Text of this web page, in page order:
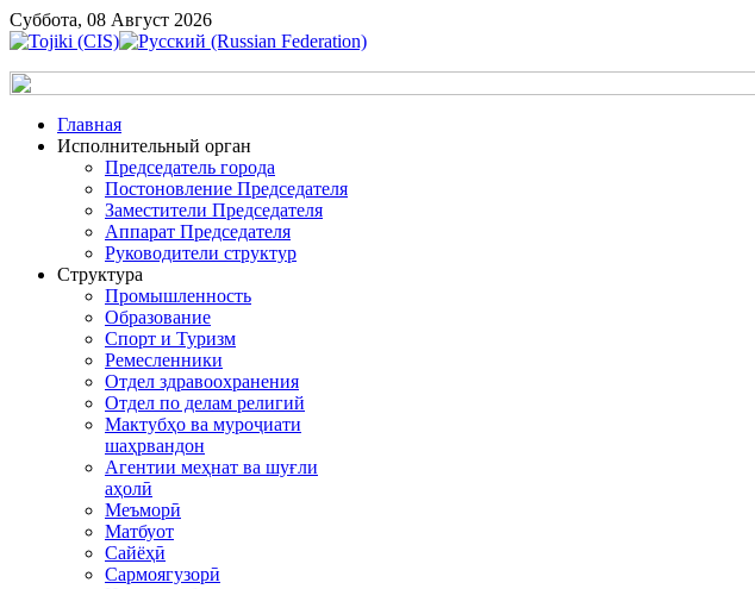
Суббота, 08 Август 2026
Главная
Исполнительный орган
Председатель города
Постоновление Председателя
Заместители Председателя
Аппарат Председателя
Руководители структур
Структура
Промышленность
Образование
Спорт и Туризм
Ремесленники
Отдел здравоохранения
Отдел по делам религий
Мактубҳо ва муроҷиати
шаҳрвандон
Агентии меҳнат ва шуғли
аҳолӣ
Меъморӣ
Матбуот
Сайёҳӣ
Сармоягузорӣ